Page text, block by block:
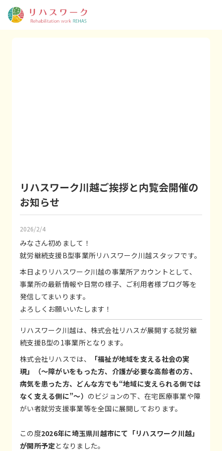
リハスワーク川越ご挨拶と内覧会開催の
お知らせ
2026/2/4
みなさん初めまして！
就労継続支援B型事業所リハスワーク川越スタッフです。
本日よりリハスワーク川越の事業所アカウントとして、
事業所の最新情報や日常の様子、ご利用者様ブログ等を
発信してまいります。
よろしくお願いいたします！
リハスワーク川越は、 株式会社リハスが展開する就労継
続支援B型の1事業所となります。
株式会社リハスでは、
「福祉が地域を支える社会の実
現」（～障がいをもった方、介護が必要な高齢者の方、
病気を患った方、どんな方でも“地域に支えられる側では
なく支える側に”～） のビジョンの下、在宅医療事業や障
がい者就労支援事業等を全国に展開しております。
この度2026年に埼玉県川越市にて「リハスワーク川越」
が開所予定となりました。